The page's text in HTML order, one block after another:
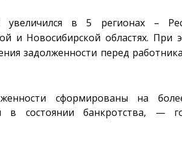
увеличился в 5 регионах –
и Новосибирской областях. При
задолженности перед
сформированы на
в состоянии банкротства, —